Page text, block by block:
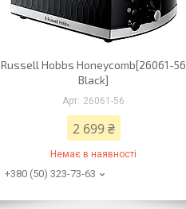
Russell Hobbs Honeycomb[26061-56
Black]
26061-56
2 699 ₴
Немає в наявності
+380 (50) 323-73-63